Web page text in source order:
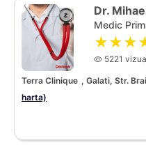
Dr.
Medic
5221
Terra Clinique , Galati, Str.
harta)